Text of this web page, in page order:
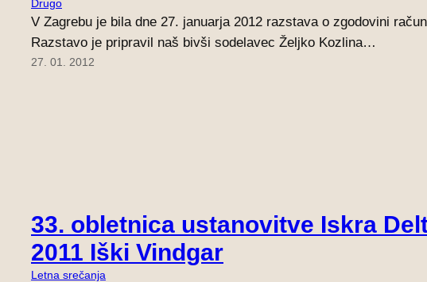
Drugo
V Zagrebu je bila dne 27. januarja 2012 razstava o zgodovini
Razstavo je pripravil naš bivši sodelavec Željko Kozlina…
27. 01. 2012
33. obletnica ustanovitve Iskra
2011 Iški Vindgar
Letna srečanja